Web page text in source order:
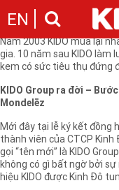
EN
Giới thiệu
Chặng đường
Cam kết của KIDO
Nhà sáng lập
Ngành hàng
Ngành dầu
Ngành gia vị
Ngành bánh
Tin tức & sự kiện
Thông cáo báo
Nhà đầu tư
Thông điệp
Ban điều hành
Liên hệ
Kinh Đô hi vọng lịch sử sẽ
mạnh ở một ngành mới
Năm 2003 KIDO mua lại
gia. 10 năm sau KIDO làm
kem có sức tiêu thụ đứng
KIDO Group ra đời –
Mondelēz
Mới đây tại lễ ký kết đồng
thành viên của CTCP Kinh
gọi “tên mới” là KIDO
không có gì bất ngờ bởi
hiệu KIDO được Kinh Đô